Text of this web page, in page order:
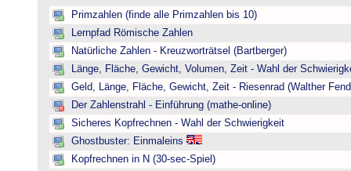
Primzahlen (finde alle Primzahlen bis 10)
Lernpfad Römische Zahlen
Natürliche Zahlen - Kreuzworträtsel (Bartberger)
Länge, Fläche, Gewicht, Volumen, Zeit - Wahl der
Geld, Länge, Fläche, Gewicht, Zeit - Riesenrad (Walther
Der Zahlenstrahl - Einführung (mathe-online)
Sicheres Kopfrechnen - Wahl der Schwierigkeit
Ghostbuster: Einmaleins
Kopfrechnen in N (30-sec-Spiel)